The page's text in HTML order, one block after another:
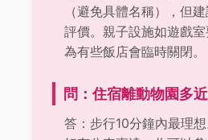
（避免具體名稱），但
評價。親子設施如遊戲
為有些飯店會臨時關閉。
問：住宿離動物園多
答：步行10分鐘內最理